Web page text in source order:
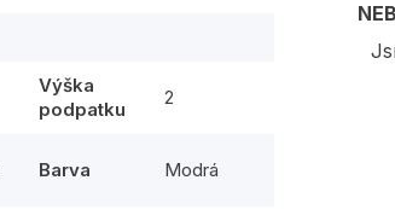
Výška
podpatku
2
Barva Modrá